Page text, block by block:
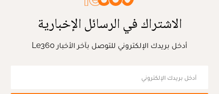
الاشتراك في الرسائل الإخبارية
أدخل بريدك الإلكتروني للتوصل بآخر الأخبار Le360